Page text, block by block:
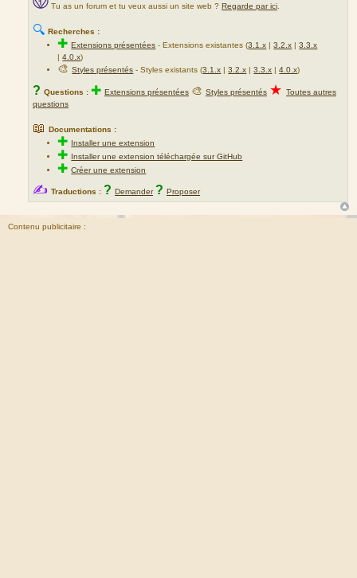
Tu as un forum et tu veux aussi un site web ? Regarde par ici.
🔍 Recherches :
✚Extensions présentées - Extensions existantes (3.1.x |3.2.x |3.3.x
|4.0.x)
🎨Styles présentés - Styles existants (3.1.x |3.2.x |3.3.x |4.0.x)
? Questions : ✚ Extensions présentées 🎨 Styles présentés ★ Toutes autres
questions
📖 Documentations :
✚ Installer une extension
✚ Installer une extension téléchargée sur GitHub
✚Créer une extension
✍ Traductions : ? Demander ? Proposer
Contenu publicitaire :